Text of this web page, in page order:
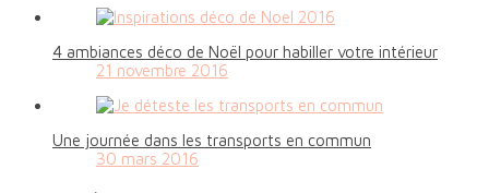
4 ambiances déco de Noël pour habiller votre intérieur
21 novembre 2016
Une journée dans les transports en commun
30 mars 2016